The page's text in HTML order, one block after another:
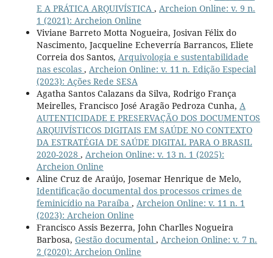
E A PRÁTICA ARQUIVÍSTICA , Archeion Online: v. 9 n.
1 (2021): Archeion Online
Viviane Barreto Motta Nogueira, Josivan Félix do
Nascimento, Jacqueline Echeverría Barrancos, Eliete
Correia dos Santos, Arquivologia e sustentabilidade
nas escolas , Archeion Online: v. 11 n. Edição Especial
(2023): Ações Rede SESA
Agatha Santos Calazans da Silva, Rodrigo França
Meirelles, Francisco José Aragão Pedroza Cunha, A
AUTENTICIDADE E PRESERVAÇÃO DOS DOCUMENTOS
ARQUIVÍSTICOS DIGITAIS EM SAÚDE NO CONTEXTO
DA ESTRATÉGIA DE SAÚDE DIGITAL PARA O BRASIL
2020-2028 , Archeion Online: v. 13 n. 1 (2025):
Archeion Online
Aline Cruz de Araújo, Josemar Henrique de Melo,
Identificação documental dos processos crimes de
feminicídio na Paraíba , Archeion Online: v. 11 n. 1
(2023): Archeion Online
Francisco Assis Bezerra, John Charlles Nogueira
Barbosa, Gestão documental , Archeion Online: v. 7 n.
2 (2020): Archeion Online